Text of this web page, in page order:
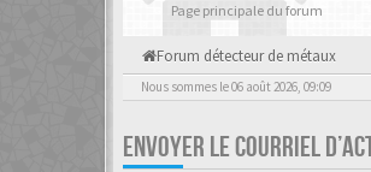
Page principale du forum
Forum détecteur de métaux
Nous sommes le 06 août 2026, 09:09
ENVOYER LE COURRIEL